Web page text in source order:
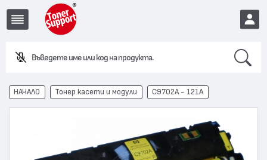
EUR
НАЧАЛО Тонер касети и модули C9702A - 121A